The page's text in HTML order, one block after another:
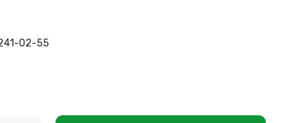
02-55